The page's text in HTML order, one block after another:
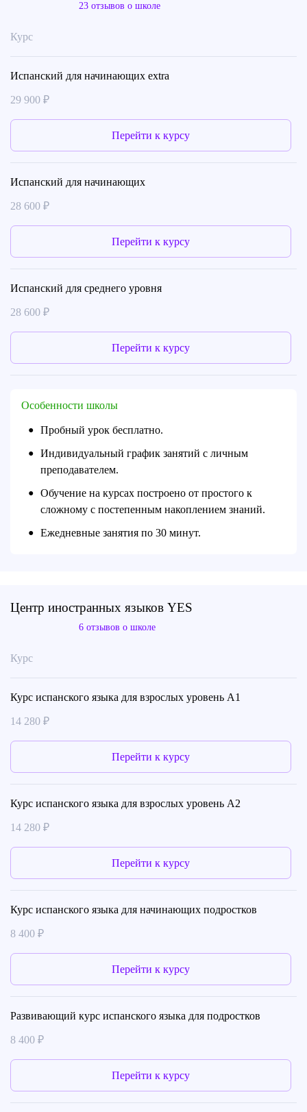
23 отзывов о школе
Курс
Испанский для начинающих extra
29 900 ₽
Перейти к курсу
Испанский для начинающих
28 600 ₽
Перейти к курсу
Испанский для среднего уровня
28 600 ₽
Перейти к курсу
Особенности школы
● Пробный урок бесплатно.
●
Индивидуальный график занятий с личным
преподавателем.
●
Обучение на курсах построено от простого к
сложному с постепенным накоплением знаний.
● Ежедневные занятия по 30 минут.
Центр иностранных языков YES
6 отзывов о школе
Курс
Курс испанского языка для взрослых уровень А1
14 280 ₽
Перейти к курсу
Курс испанского языка для взрослых уровень А2
14 280 ₽
Перейти к курсу
Курс испанского языка для начинающих подростков
8 400 ₽
Перейти к курсу
Развивающий курс испанского языка для подростков
8 400 ₽
Перейти к курсу